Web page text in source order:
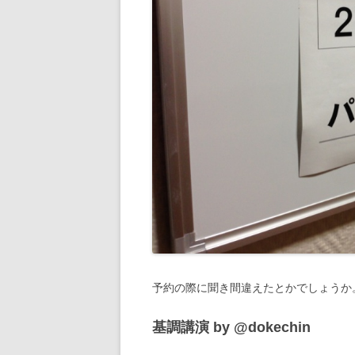
予約の際に聞き間違えたとかでしょうか
基調講演 by @dokechin